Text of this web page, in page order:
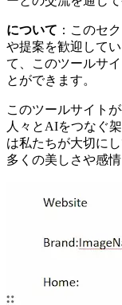
について ：このセ
や提案を歓迎して
て、このツールサ
とができます。
このツールサイト
人々とAIをつなぐ
は私たちが大切に
多くの美しさや感